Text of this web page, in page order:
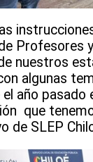
Profesores
nuestros
algunas
año
que
de SLEP